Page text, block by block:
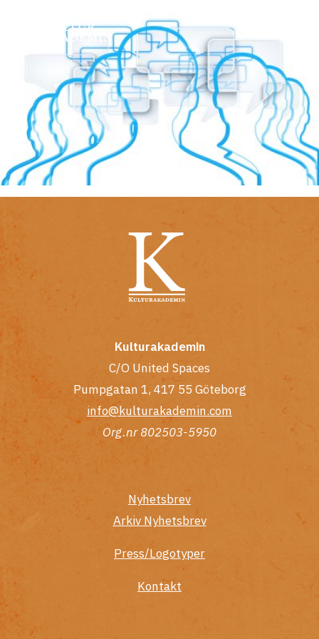
Kulturakademin
C/O United Spaces
Pumpgatan 1, 417 55 Göteborg
info@kulturakademin.com
Org.nr 802503-5950
Nyhetsbrev
Arkiv Nyhetsbrev
Press/Logotyper
Kontakt